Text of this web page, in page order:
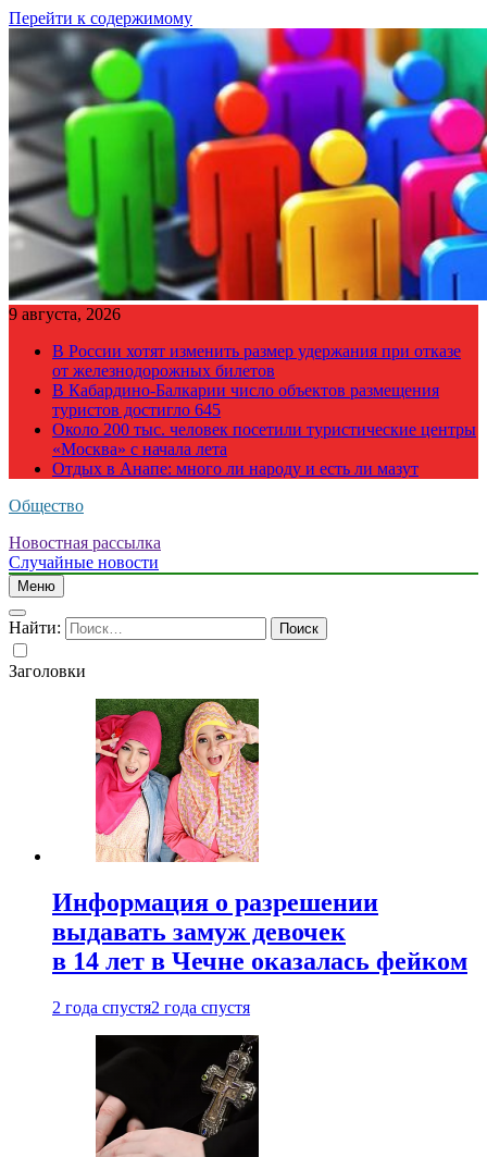
Перейти к содержимому
9 августа, 2026
В России хотят изменить размер удержания при отказе
от железнодорожных билетов
В Кабардино-Балкарии число объектов размещения
туристов достигло 645
Около 200 тыс. человек посетили туристические центры
«Москва» с начала лета
Отдых в Анапе: много ли народу и есть ли мазут
Общество
Новостная рассылка
Случайные новости
Меню
Найти:
Заголовки
Информация о разрешении
выдавать замуж девочек
в 14 лет в Чечне оказалась фейком
2 года спустя2 года спустя